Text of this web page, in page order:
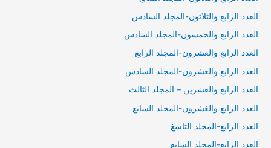
العدد الرابع والثلاثون-المجلد السادس
العدد الرابع والخمسون-المجلد السادس
العدد الرابع والعشرون-المجلد الرابع
العدد الرابع والعشرون-المجلد السادس
العدد الرابع والعشرين – المجلد الثالث
العدد الرابع والغشرون-المجلد السابع
العدد الرابع-المجلد التاسغ
العدد الرابع-المجلد السابع